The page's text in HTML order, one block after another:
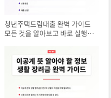
청년주택드림대출 완벽 가이드
모든 것을 알아보고 바로 실행하